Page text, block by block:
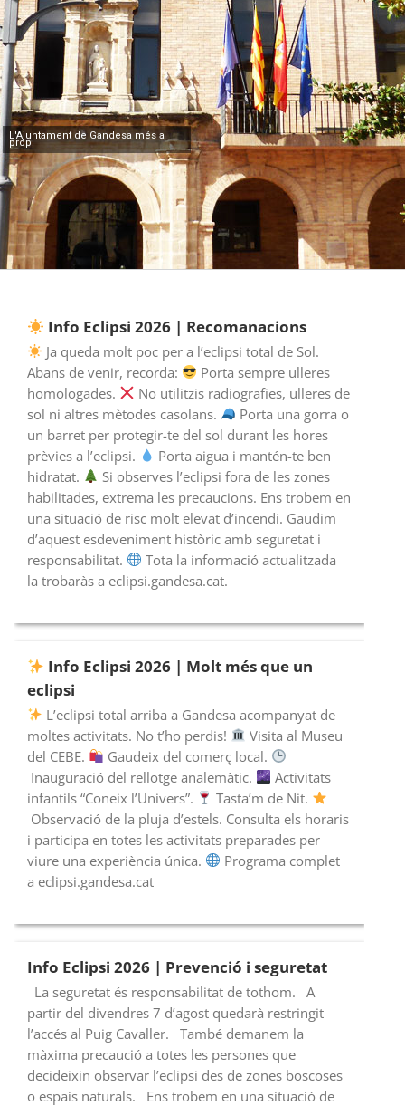
L'Ajuntament de Gandesa més a
prop!
Info Eclipsi 2026 | Recomanacions
Ja queda molt poc per a l’eclipsi total de Sol.
Abans de venir, recorda:
Porta sempre ulleres
homologades.
No utilitzis radiografies, ulleres de
sol ni altres mètodes casolans.
Porta una gorra o
un barret per protegir-te del sol durant les hores
prèvies a l’eclipsi.
Porta aigua i mantén-te ben
hidratat.
Si observes l’eclipsi fora de les zones
habilitades, extrema les precaucions. Ens trobem en
una situació de risc molt elevat d’incendi. Gaudim
d’aquest esdeveniment històric amb seguretat i
responsabilitat.
Tota la informació actualitzada
la trobaràs a eclipsi.gandesa.cat.
Info Eclipsi 2026 | Molt més que un
eclipsi
L’eclipsi total arriba a Gandesa acompanyat de
moltes activitats. No t’ho perdis!
Visita al Museu
del CEBE.
Gaudeix del comerç local.
Inauguració del rellotge analemàtic.
Activitats
infantils “Coneix l’Univers”.
Tasta’m de Nit.
Observació de la pluja d’estels. Consulta els horaris
i participa en totes les activitats preparades per
viure una experiència única.
Programa complet
a eclipsi.gandesa.cat
Info Eclipsi 2026 | Prevenció i seguretat
La seguretat és responsabilitat de tothom. A
partir del divendres 7 d’agost quedarà restringit
l’accés al Puig Cavaller. També demanem la
màxima precaució a totes les persones que
decideixin observar l’eclipsi des de zones boscoses
o espais naturals. Ens trobem en una situació de